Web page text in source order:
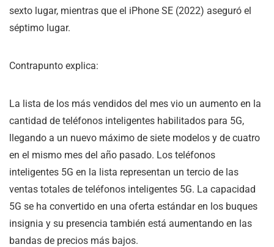
sexto lugar, mientras que el iPhone SE (2022) aseguró el
séptimo lugar.
Contrapunto explica:
La lista de los más vendidos del mes vio un aumento en la
cantidad de teléfonos inteligentes habilitados para 5G,
llegando a un nuevo máximo de siete modelos y de cuatro
en el mismo mes del año pasado. Los teléfonos
inteligentes 5G en la lista representan un tercio de las
ventas totales de teléfonos inteligentes 5G. La capacidad
5G se ha convertido en una oferta estándar en los buques
insignia y su presencia también está aumentando en las
bandas de precios más bajos.